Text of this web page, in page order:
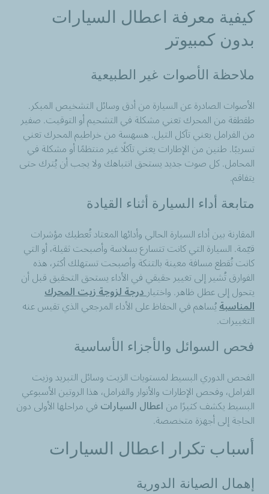
كيفية معرفة اعطال السيارات
بدون كمبيوتر
ملاحظة الأصوات غير الطبيعية
الأصوات الصادرة عن السيارة من أدق وسائل التشخيص المبكر.
طقطقة من المحرك تعني مشكلة في التشحيم أو التوقيت. صفير
من الفرامل يعني تآكل التيل. هسهسة من خراطيم المحرك تعني
تسريبًا. طنين من الإطارات يعني تآكلًا غير منتظمًا أو مشكلة في
المحامل. كل صوت جديد يستحق انتباهك ولا يجب أن يُترك حتى
يتفاقم.
متابعة أداء السيارة أثناء القيادة
المقارنة بين أداء السيارة الحالي وأدائها المعتاد تُعطيك مؤشرات
قيّمة. السيارة التي كانت تتسارع بسلاسة وأصبحت ثقيلة، أو التي
كانت تُقطع مسافة معينة بالتنكة وأصبحت تستهلك أكثر، هذه
الفوارق تُشير إلى تغيير حقيقي في الأداء يستحق التحقيق قبل أن
يتحول إلى عطل ظاهر. واختياردرجة لزوجة زيت المحرك
المناسبةيُساهم في الحفاظ على الأداء المرجعي الذي تقيس عنه
التغييرات.
فحص السوائل والأجزاء الأساسية
الفحص الدوري البسيط لمستويات الزيت وسائل التبريد وزيت
الفرامل، وفحص الإطارات والأنوار والفرامل، هذا الروتين الأسبوعي
البسيط يكشف كثيرًا مناعطال السياراتفي مراحلها الأولى دون
الحاجة إلى أجهزة متخصصة.
أسباب تكرار اعطال السيارات
إهمال الصيانة الدورية